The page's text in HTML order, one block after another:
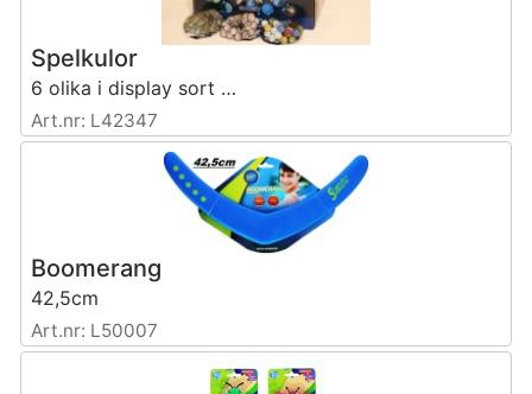
Spelkulor
6 olika i display sort fg.
Art.nr: L42347
Boomerang
42,5cm
Art.nr: L50007